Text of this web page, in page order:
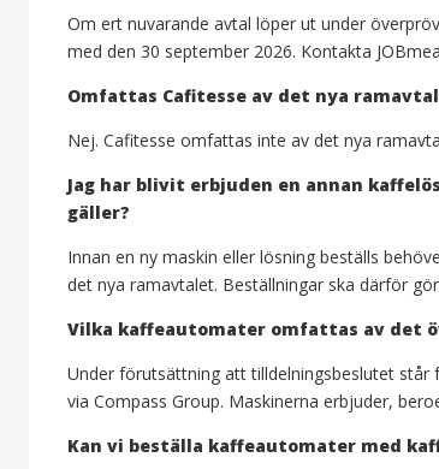
Om ert nuvarande avtal löper ut under
med den 30 september 2026. Kontakta
Omfattas Cafitesse av det nya
Nej. Cafitesse omfattas inte av det nya
Jag har blivit erbjuden en annan
gäller?
Innan en ny maskin eller lösning beställs
det nya ramavtalet. Beställningar ska därför
Vilka kaffeautomater omfattas av det
Under förutsättning att tilldelningsbeslutet
via Compass Group. Maskinerna erbjuder,
Kan vi beställa kaffeautomater med